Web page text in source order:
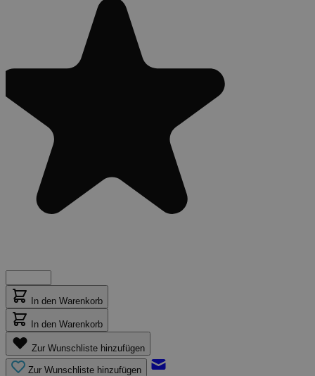
In den Warenkorb
In den Warenkorb
Zur Wunschliste hinzufügen
Zur Wunschliste hinzufügen